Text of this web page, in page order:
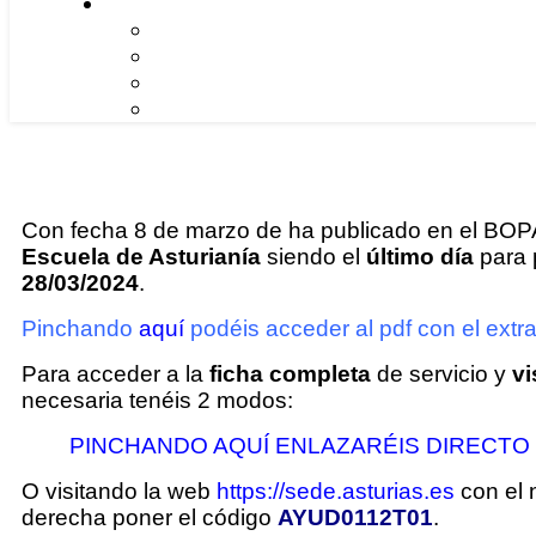
Con fecha 8 de marzo de ha publicado en el
Escuela de Asturianía siendo el último día para
28/03/2024.
Pinchando aquí podéis acceder al pdf con el
Para acceder a la ficha completa de servicio y
necesaria tenéis 2 modos:
PINCHANDO AQUÍ ENLAZARÉIS DIRECTO
O visitando la web https://sede.asturias.es con el
derecha poner el código AYUD0112T01.